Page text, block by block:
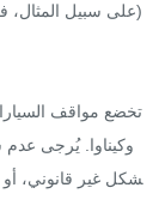
(على سبيل المثال،
وكيناوا. يُرجى
شكل غير قانوني، أو